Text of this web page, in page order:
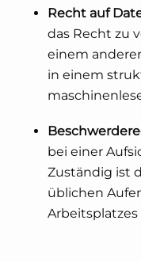
Recht auf
das Recht zu
einem
in einem
bei einer
Zuständig ist
üblichen
Arbeitsplatzes